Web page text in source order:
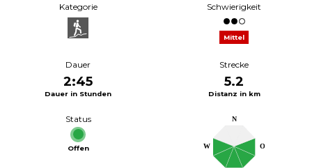
Kategorie Schwierigkeit
Mittel
Dauer
2:45
Dauer in Stunden
Strecke
5.2
Distanz in km
Status
Offen W O
N